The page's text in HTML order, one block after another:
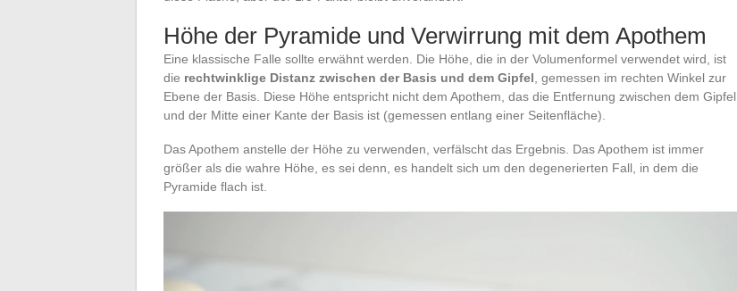
Höhe der Pyramide und Verwirrung mit dem Apothem
Eine klassische Falle sollte erwähnt werden. Die Höhe, die in der Volumenformel verwendet wird, ist
die rechtwinklige Distanz zwischen der Basis und dem Gipfel , gemessen im rechten Winkel zur
Ebene der Basis. Diese Höhe entspricht nicht dem Apothem, das die Entfernung zwischen dem Gipfel
und der Mitte einer Kante der Basis ist (gemessen entlang einer Seitenfläche).
Das Apothem anstelle der Höhe zu verwenden, verfälscht das Ergebnis. Das Apothem ist immer
größer als die wahre Höhe, es sei denn, es handelt sich um den degenerierten Fall, in dem die
Pyramide flach ist.